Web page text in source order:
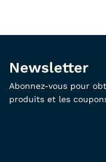
Newsletter
Abonnez-vous pour
produits et les